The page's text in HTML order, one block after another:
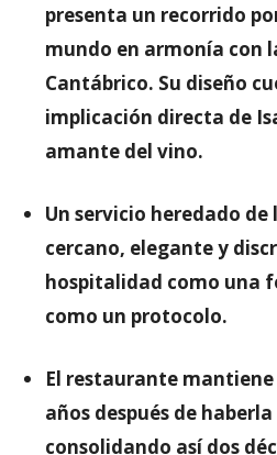
presenta un recorrido
mundo en armonía con
Cantábrico. Su diseño
implicación directa de
amante del vino.
Un servicio heredado
cercano, elegante y
hospitalidad como una
como un protocolo.
El restaurante
años después de
consolidando así dos